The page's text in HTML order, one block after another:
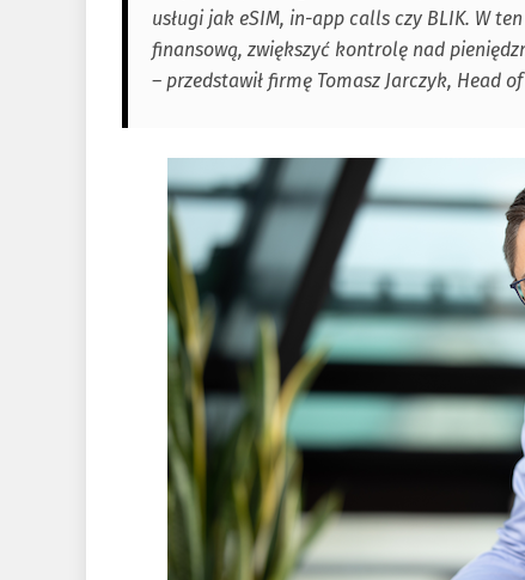
usługi jak eSIM, in-app calls czy BLIK. W
finansową, zwiększyć kontrolę nad
– przedstawił firmę Tomasz Jarczyk, Head